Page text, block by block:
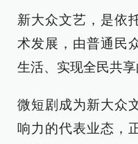
新大众文艺，是依
术发展，由普通民
生活、实现全民共享
微短剧成为新大众
响力的代表业态，